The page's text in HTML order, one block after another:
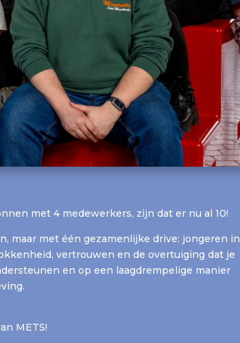
met 4 medewerkers, zijn dat er nu al 10!
maar met één gezamenlijke drive: jongeren in
vertrouwen en de overtuiging dat je
en op een laagdrempelige manier
METS!